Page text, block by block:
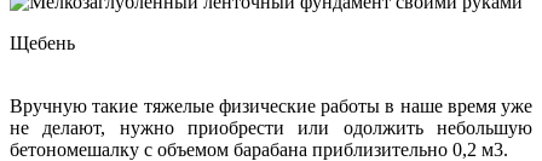
Щебень
Вручную такие тяжелые физические работы в наше время уже
не делают, нужно приобрести или одолжить небольшую
бетономешалку с объемом барабана приблизительно 0,2 м3.